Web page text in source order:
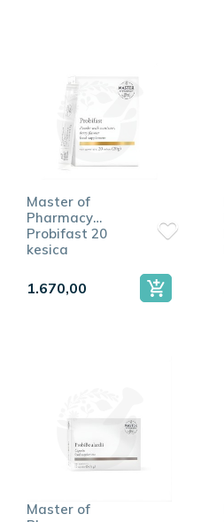
Master of
Pharmacy
Probifast 20
kesica
1.670,00
Master of